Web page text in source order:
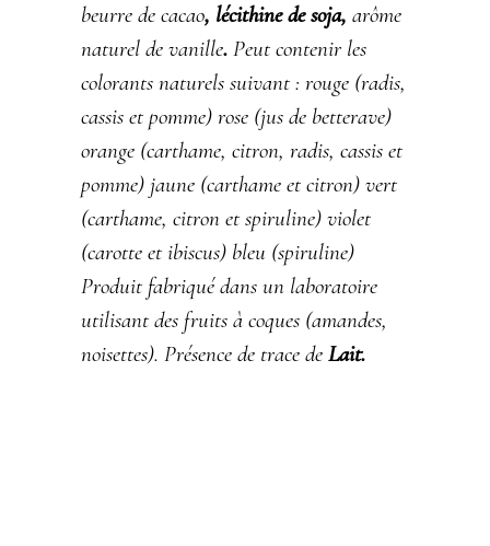
beurre de cacao, lécithine de soja, arôme
naturel de vanille. Peut contenir les
colorants naturels suivant : rouge (radis,
cassis et pomme) rose (jus de betterave)
orange (carthame, citron, radis, cassis et
pomme) jaune (carthame et citron) vert
(carthame, citron et spiruline) violet
(carotte et ibiscus) bleu (spiruline)
Produit fabriqué dans un laboratoire
utilisant des fruits à coques (amandes,
noisettes). Présence de trace de Lait.